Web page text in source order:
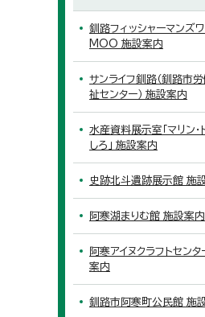
釧路フィッシャーマンズ
MOO 施設案内
サンライフ釧路（釧路市
祉センター） 施設案内
水産資料展示室「マリン・
しろ」 施設案内
史跡北斗遺跡展示館 施
阿寒湖まりむ館 施設案内
阿寒アイヌクラフトセン
案内
釧路市阿寒町公民館 施